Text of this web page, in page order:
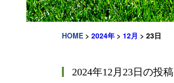
HOME > 2024年 > 12月 > 23日
2024年12月23日の投稿